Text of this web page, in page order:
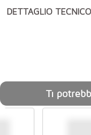
DETTAGLIO TECNICO
Ti